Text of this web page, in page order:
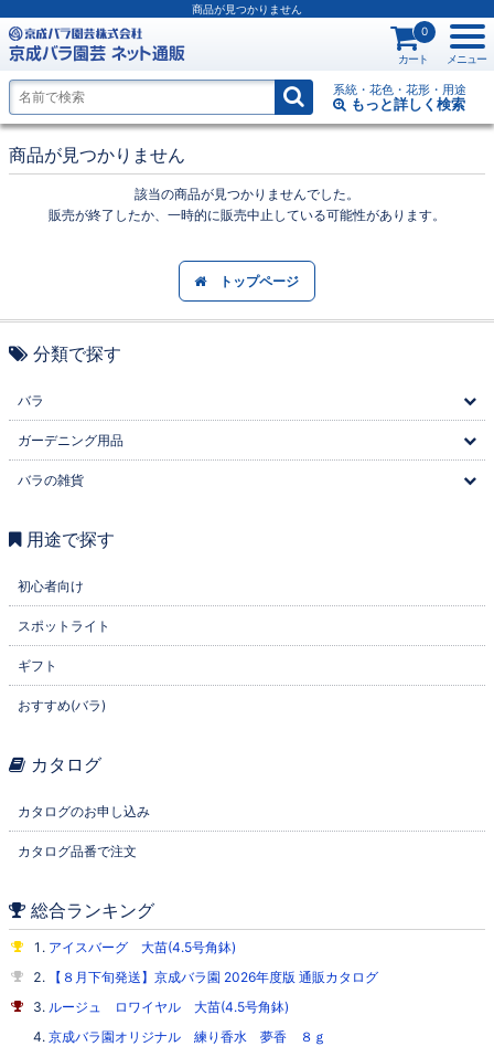
商品が見つかりません
系統・花色・花形・用途
もっと詳しく検索
カート
0
メニュー
商品が見つかりません
該当の商品が見つかりませんでした。
販売が終了したか、一時的に販売中止している可能性があります。
トップページ
分類で探す
バラ
ガーデニング用品
バラの雑貨
用途で探す
初心者向け
スポットライト
ギフト
おすすめ(バラ)
カタログ
カタログのお申し込み
カタログ品番で注文
総合ランキング
アイスバーグ 大苗(4.5号角鉢)
【８月下旬発送】京成バラ園 2026年度版 通販カタログ
ルージュ ロワイヤル 大苗(4.5号角鉢)
京成バラ園オリジナル 練り香水 夢香 ８ｇ